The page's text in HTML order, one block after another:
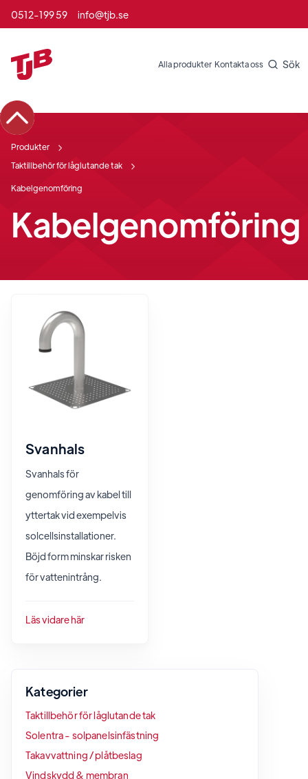
0512-199 59 info@tjb.se
Alla produkter Kontakta oss Sök
Produkter
Taktillbehör för låglutande tak
Kabelgenomföring
Kabelgenomföring
Svanhals
Svanhals för
genomföring av kabel till
yttertak vid exempelvis
solcellsinstallationer.
Böjd form minskar risken
för vattenintrång.
Läs vidare här
Kategorier
Taktillbehör för låglutande tak
Solentra - solpanelsinfästning
Takavvattning / plåtbeslag
Vindskydd & membran